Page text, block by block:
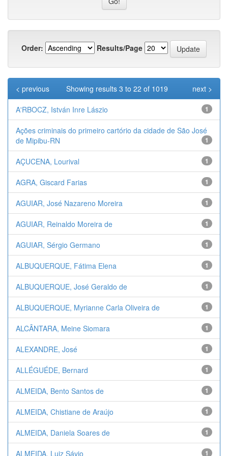
Order: Results/Page
Showing results 3 to 22 of 1019
< previous next >
A'RBOCZ, István Inre Lászio 1
Ações criminais do primeiro cartório da cidade de São José
de Mipibu-RN
1
AÇUCENA, Lourival 1
AGRA, Giscard Farias 1
AGUIAR, José Nazareno Moreira 1
AGUIAR, Reinaldo Moreira de 1
AGUIAR, Sérgio Germano 1
ALBUQUERQUE, Fátima Elena 1
ALBUQUERQUE, José Geraldo de 1
ALBUQUERQUE, Myrianne Carla Oliveira de 1
ALCÂNTARA, Meine Siomara 1
ALEXANDRE, José 1
ALLÉGUÉDE, Bernard 1
ALMEIDA, Bento Santos de 1
ALMEIDA, Chistiane de Araújo 1
ALMEIDA, Daniela Soares de 1
ALMEIDA, Luiz Sávio 1